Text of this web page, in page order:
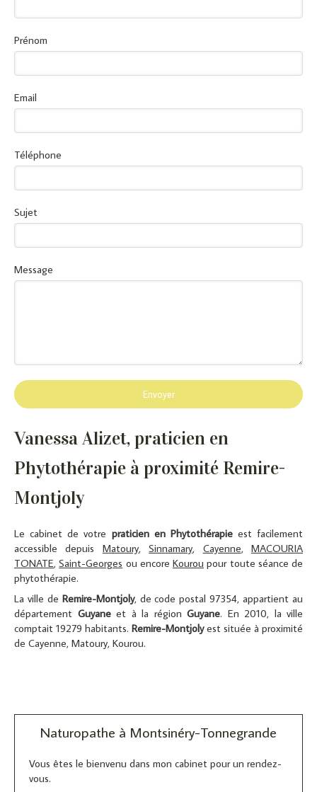
Prénom
Email
Téléphone
Sujet
Message
Envoyer
Vanessa Alizet, praticien en
Phytothérapie à proximité Remire-
Montjoly
Le cabinet de votre praticien en Phytothérapieest facilement
accessible depuis Matoury,Sinnamary, Cayenne,MACOURIA
TONATE,Saint-Georges ou encore Kourou pour toute séance de
phytothérapie.
La ville de Remire-Montjoly, de code postal 97354, appartient au
département Guyaneet à la région Guyane. En 2010, la ville
comptait 19279 habitants. Remire-Montjolyest située à proximité
de Cayenne, Matoury, Kourou.
Naturopathe à Montsinéry-Tonnegrande
Vous êtes le bienvenu dans mon cabinet pour un rendez-
vous.